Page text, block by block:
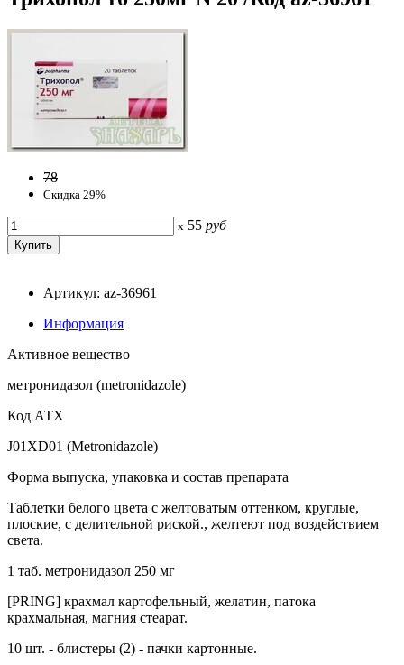
78
Скидка 29%
x 55 руб
Артикул: az-36961
Информация
Активное вещество
метронидазол (metronidazole)
Код АТХ
J01XD01 (Metronidazole)
Форма выпуска, упаковка и состав препарата
Таблетки белого цвета с желтоватым оттенком, круглые,
плоские, с делительной риской., желтеют под воздействием
света.
1 таб. метронидазол 250 мг
[PRING] крахмал картофельный, желатин, патока
крахмальная, магния стеарат.
10 шт. - блистеры (2) - пачки картонные.